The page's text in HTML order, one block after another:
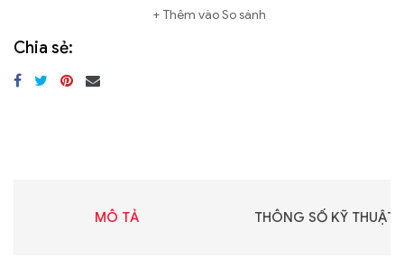
Thêm vào So sánh
Chia sẻ:
MÔ TẢ THÔNG SỐ KỸ THUẬT